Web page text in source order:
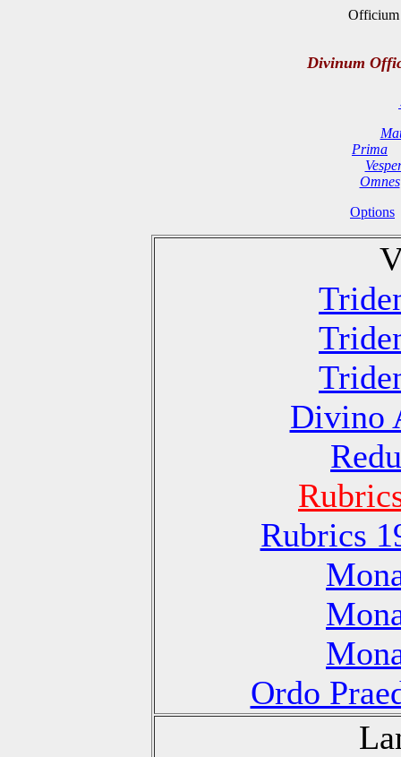
Officium
Divinum
Prima
Omnes
Options
Divino
Rubrics
Ordo